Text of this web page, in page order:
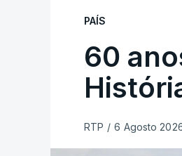
PAÍS
60
RTP / 6 Agosto